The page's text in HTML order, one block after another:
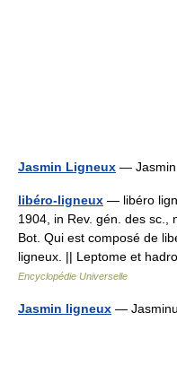
Jasmin Ligneux —
libéro-ligneux — libéro
1904, in Rev. gén. des
Bot. Qui est composé de
ligneux. || Leptome et
Encyclopédie Universelle
Jasmin ligneux —